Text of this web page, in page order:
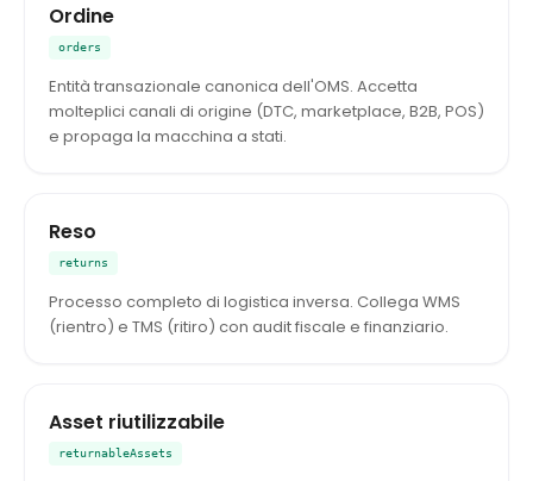
Ordine
orders
Entità transazionale canonica dell'OMS. Accetta
molteplici canali di origine (DTC, marketplace, B2B, POS)
e propaga la macchina a stati.
Reso
returns
Processo completo di logistica inversa. Collega WMS
(rientro) e TMS (ritiro) con audit fiscale e finanziario.
Asset riutilizzabile
returnableAssets